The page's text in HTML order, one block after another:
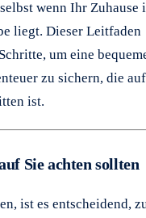
wenn Ihr Zuhause
liegt. Dieser Leitfaden
um eine
zu sichern, die auf
ist.
Sie achten sollten
ist es entscheidend,